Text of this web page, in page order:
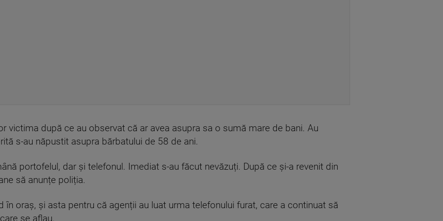
victima după ce au observat că ar avea asupra sa o sumă mare de bani. Au
s-au năpustit asupra bărbatului de 58 de ani.
portofelul, dar și telefonul. Imediat s-au făcut nevăzuți. După ce și-a revenit din
să anunțe poliția.
oraș, și asta pentru că agenții au luat urma telefonului furat, care a continuat să
se aflau.